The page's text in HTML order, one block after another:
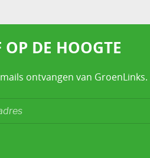
OP DE HOOGTE
mails ontvangen van GroenLinks.